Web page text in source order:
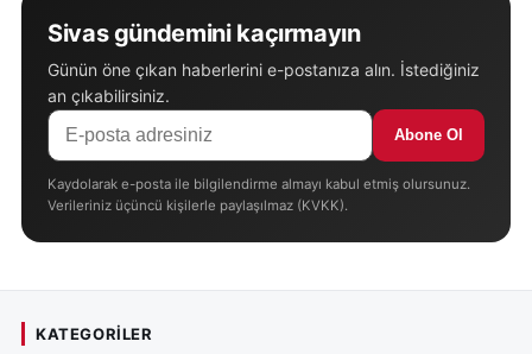
Sivas gündemini kaçırmayın
Günün öne çıkan haberlerini e-postanıza alın. İstediğiniz
an çıkabilirsiniz.
Abone Ol
Kaydolarak e-posta ile bilgilendirme almayı kabul etmiş olursunuz.
Verileriniz üçüncü kişilerle paylaşılmaz (KVKK).
KATEGORILER